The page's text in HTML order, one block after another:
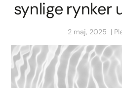
synlige rynker
2 maj, 2025